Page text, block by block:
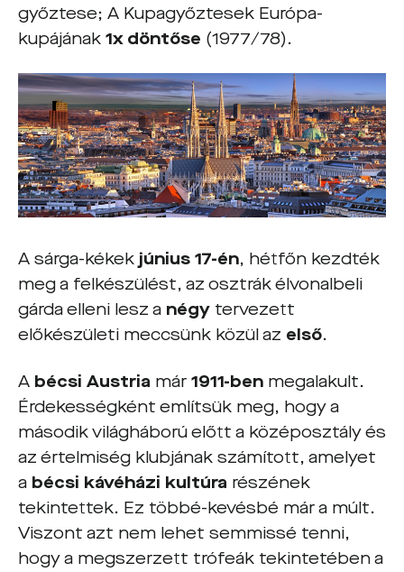
győztese; A Kupagyőztesek Európa-
kupájának 1x döntőse (1977/78).
A sárga-kékek június 17-én, hétfőn kezdték
meg a felkészülést, az osztrák élvonalbeli
gárda elleni lesz a négy tervezett
előkészületi meccsünk közül az első.
A bécsi Austria már 1911-ben megalakult.
Érdekességként említsük meg, hogy a
második világháború előtt a középosztály és
az értelmiség klubjának számított, amelyet
a bécsi kávéházi kultúra részének
tekintettek. Ez többé-kevésbé már a múlt.
Viszont azt nem lehet semmissé tenni,
hogy a megszerzett trófeák tekintetében a